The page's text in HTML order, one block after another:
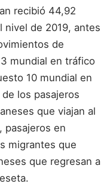
recibió 44,92
nivel de 2019, antes
de
mundial en tráfico
10 mundial en
los pasajeros
que viajan al
pasajeros en
migrantes que
que regresan a